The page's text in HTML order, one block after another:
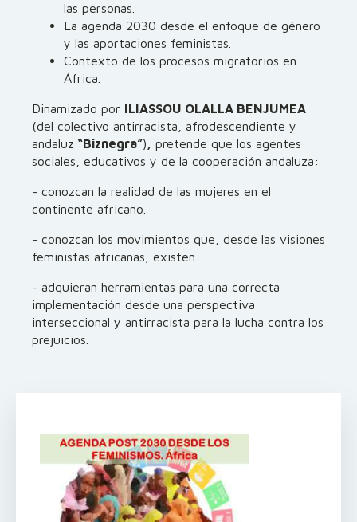
las personas.
La agenda 2030 desde el enfoque de género
y las aportaciones feministas.
Contexto de los procesos migratorios en
África.
Dinamizado por ILIASSOU OLALLA BENJUMEA
(del colectivo antirracista, afrodescendiente y
andaluz “Biznegra”)
pretende que los agentes
sociales, educativos y de la cooperación andaluza:
- conozcan la realidad de las mujeres en el
continente africano.
- conozcan los movimientos que, desde las visiones
feministas africanas, existen.
- adquieran herramientas para una correcta
implementación desde una perspectiva
interseccional y antirracista para la lucha contra los
prejuicios.